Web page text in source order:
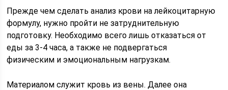
Прежде чем сделать анализ крови на лейкоцитарную
формулу, нужно пройти не затруднительную
подготовку. Необходимо всего лишь отказаться от
еды за 3-4 часа, а также не подвергаться
физическим и эмоциональным нагрузкам.
Материалом служит кровь из вены. Далее она